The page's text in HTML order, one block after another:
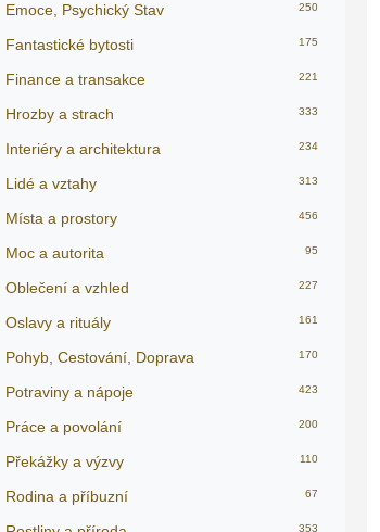
Emoce, Psychický Stav 250
Fantastické bytosti 175
Finance a transakce 221
Hrozby a strach 333
Interiéry a architektura 234
Lidé a vztahy 313
Místa a prostory 456
Moc a autorita 95
Oblečení a vzhled 227
Oslavy a rituály 161
Pohyb, Cestování, Doprava 170
Potraviny a nápoje 423
Práce a povolání 200
Překážky a výzvy 110
Rodina a příbuzní 67
353